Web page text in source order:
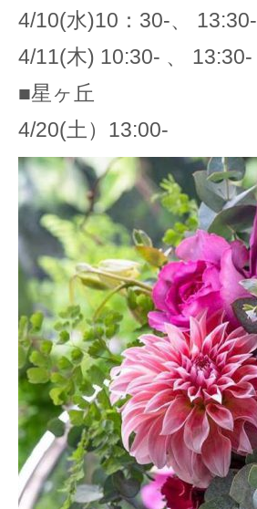
4/10(水)10：30-、 13:30-
4/11(木) 10:30- 、 13:30-
■星ヶ丘
4/20(土）13:00-